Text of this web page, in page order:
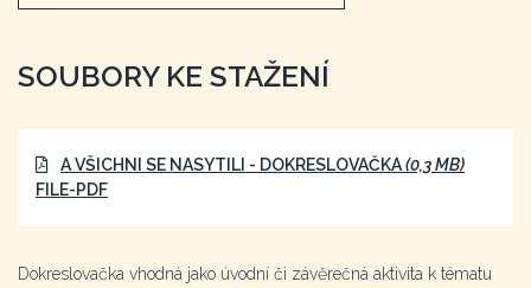
SOUBORY KE STAŽENÍ
A VŠICHNI SE NASYTILI - DOKRESLOVAČKA(0,3 MB)
FILE-PDF
Dokreslovačka vhodná jako úvodní či závěrečná aktivita k tématu